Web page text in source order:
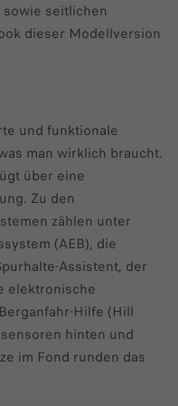
seitlichen
dieser Modellversion
und funktionale
man wirklich braucht.
über eine
Zu den
zählen unter
(AEB), die
Assistent, der
elektronische
Hilfe (Hill
hinten und
im Fond runden das